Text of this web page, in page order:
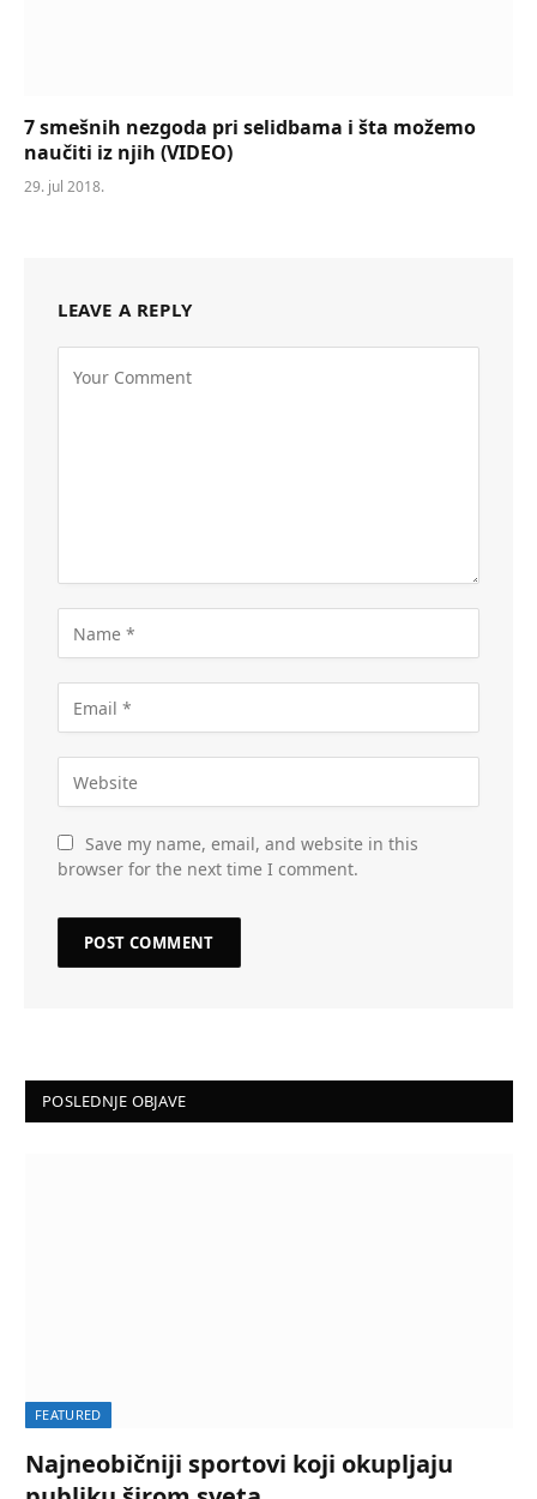
7 smešnih nezgoda pri selidbama i šta možemo
naučiti iz njih (VIDEO)
29. jul 2018.
LEAVE A REPLY
Save my name, email, and website in this
browser for the next time I comment.
POSLEDNJE OBJAVE
FEATURED
Najneobičniji sportovi koji okupljaju